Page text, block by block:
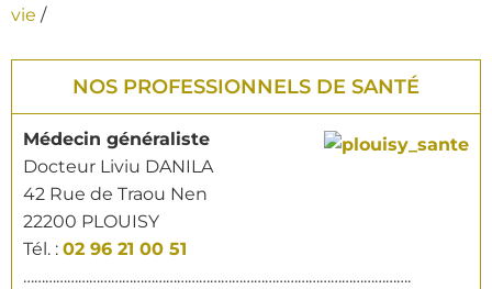
vie /
NOS PROFESSIONNELS DE SANTÉ
Médecin généraliste
Docteur Liviu DANILA
42 Rue de Traou Nen
22200 PLOUISY
Tél. : 02 96 21 00 51
…………………………………………………………………………………………….